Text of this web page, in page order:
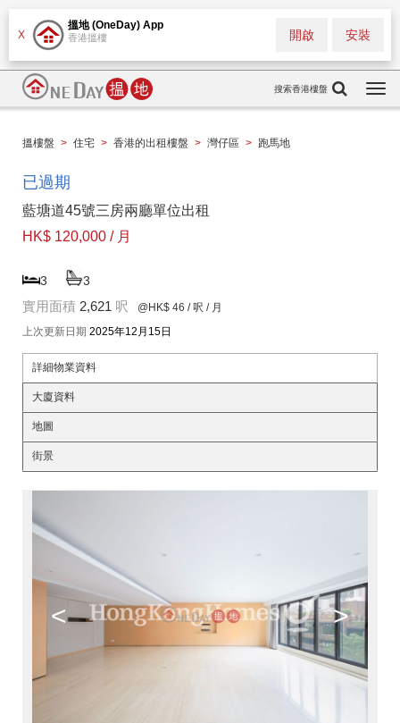
X
搵地 (OneDay) App
香港搵樓 安裝
開啟
搜索香港樓盤
搵樓盤 > 住宅 > 香港的出租樓盤 > 灣仔區 > 跑馬地
已過期
藍塘道45號三房兩廳單位出租
HK$ 120,000 / 月
3 3
實用面積 2,621 呎 @HK$ 46 / 呎 / 月
上次更新日期 2025年12月15日
詳細物業資料
大廈資料
地圖
街景
< >